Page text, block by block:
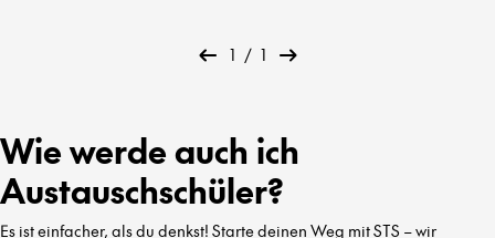
1 / 1
Wie werde auch ich
Austauschschüler?
Es ist einfacher, als du denkst! Starte deinen Weg mit STS – wir